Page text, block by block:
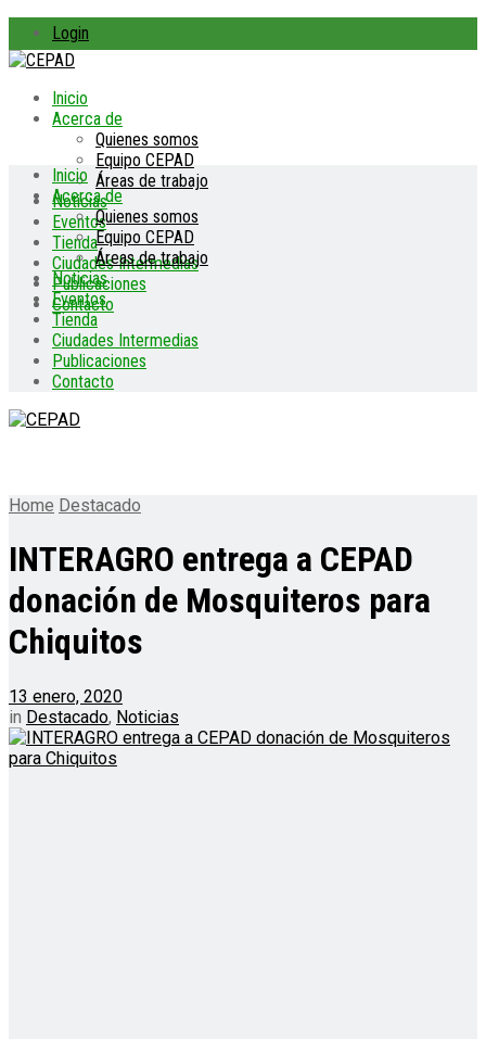
Login
Inicio
Acerca de
Quienes somos
Equipo CEPAD
Áreas de trabajo
Noticias
Eventos
Tienda
Ciudades Intermedias
Publicaciones
Contacto
Inicio
Acerca de
Quienes somos
Equipo CEPAD
Áreas de trabajo
Noticias
Eventos
Tienda
Ciudades Intermedias
Publicaciones
Contacto
Home Destacado
INTERAGRO entrega a CEPAD
donación de Mosquiteros para
Chiquitos
13 enero, 2020
in Destacado, Noticias